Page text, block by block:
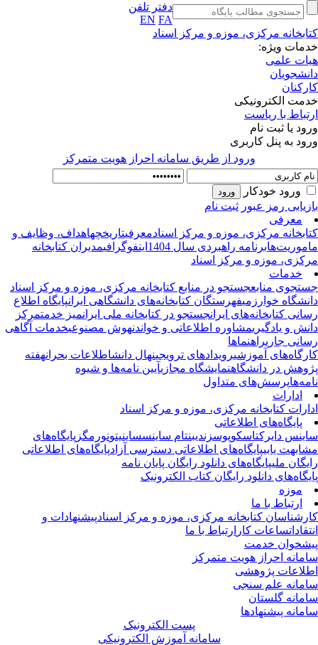
دفتر تلفن
EN FA
مرکزی، موزه و مرکز اسناد
ویژه:
علمی
الکترونیکی
با ریاست
یا ثبت نام
به پنل کاربری
ورود از طريق سامانه احراز هويت متمركز
ورود خودکار
رمز عبور ثبت نام
معرفی
مرکزی، موزه و مرکز اسنادمعرفیتاریخچهاهداف، وظایف و
برنامه راهبردی سال 1404 اینفوگرافیمدیران کتابخانه
موزه و مرکز اسناد
خدمات
منابعجستجو در منابع کتابخانه مرکزی، موزه و مرکز اسناد
خوارزمیفهرستگان کتابخانه‌های دانشگاهی ایران پایگاه اطلاع‌
کتابخانه‌های ایران جستجو در کتابخانه ملی ایران میز خدمتمرکز
و یادگیریمشاوره اطلاعاتی و خواندنهوش مصنوعیخدمات آگاهی
جاریراهنماها
آموزشیرویدادهای ترویجینهال دانشاطلاعات بحران هفته
در دانشگاهنمایشگاه مجازیآیین نامه‌ها و شیوه
پرسش‌های متداول
ادارات
کتابخانه مرکزی، موزه و مرکز اسناد
پایگاه‌های اطلاعاتی
دایرکتاسکوپوسزندیبنتام ساینسساینیتونورمگزپایگاه‌های
یابیپایگاه‌های اطلاعاتی دسترسی آزاد پایگاه‌های اطلاعاتی
ملیپایگاه‌های دانلود رایگان پایان نامه
دانلود رایگان کتاب الکترونیک
موزه
ارتباط با ما
کتابخانه مرکزی، موزه و مرکز اسنادپیشنهادات و
ساعات کارارتباط با ما
خدمت
احراز هویت متمرکز
پژوهشی
علم سنجی
گلستان
پیشنهادها
پست الکترونیک
سامانه آموزش الکترونیکی